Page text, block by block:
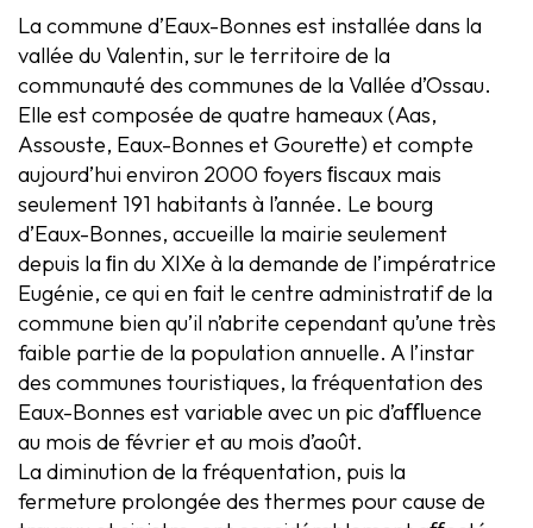
La commune d’Eaux-Bonnes est installée dans la
vallée du Valentin, sur le territoire de la
communauté des communes de la Vallée d’Ossau.
Elle est composée de quatre hameaux (Aas,
Assouste, Eaux-Bonnes et Gourette) et compte
aujourd’hui environ 2000 foyers ﬁscaux mais
seulement 191 habitants à l’année. Le bourg
d’Eaux-Bonnes, accueille la mairie seulement
depuis la ﬁn du XIXe à la demande de l’impératrice
Eugénie, ce qui en fait le centre administratif de la
commune bien qu’il n’abrite cependant qu’une très
faible partie de la population annuelle. A l’instar
des communes touristiques, la fréquentation des
Eaux-Bonnes est variable avec un pic d’aﬄuence
au mois de février et au mois d’août.
La diminution de la fréquentation, puis la
fermeture prolongée des thermes pour cause de